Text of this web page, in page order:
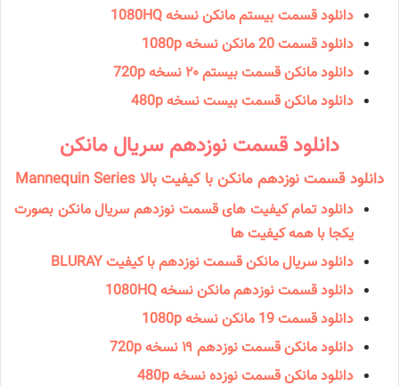
دانلود قسمت بیستم مانکن نسخه 1080HQ
دانلود قسمت 20 مانكن نسخه 1080p
دانلود مانكن قسمت بیستم ۲۰ نسخه 720p
دانلود مانكن قسمت بیست نسخه 480p
دانلود قسمت نوزدهم سریال مانكن
دانلود قسمت نوزدهم مانکن با کیفیت بالا Mannequin Series
دانلود تمام کیفیت های قسمت نوزدهم سریال مانکن بصورت
یکجا با همه کیفیت ها
دانلود سریال مانكن قسمت نوزدهم با کیفیت BLURAY
دانلود قسمت نوزدهم مانکن نسخه 1080HQ
دانلود قسمت 19 مانكن نسخه 1080p
دانلود مانكن قسمت نوزدهم ۱۹ نسخه 720p
دانلود مانكن قسمت نوزده نسخه 480p